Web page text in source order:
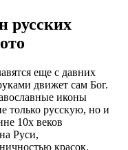
русских
еще с давних
движет сам Бог.
иконы
только русскую, но и
10х веков
Руси,
красок.